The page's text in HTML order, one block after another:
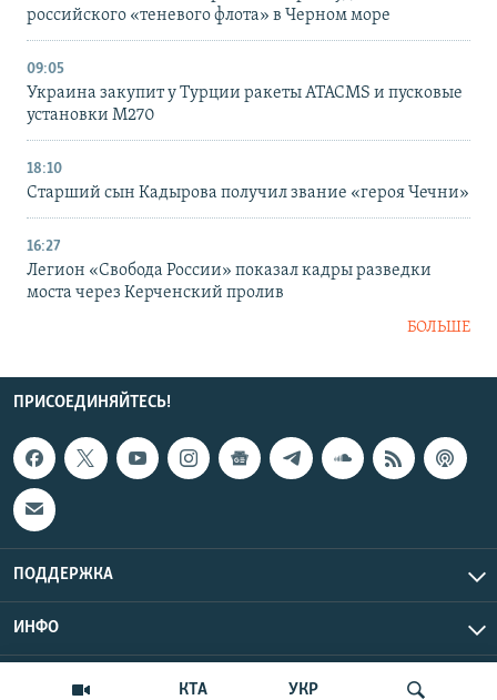
КТА УКР
российского «теневого флота» в Черном море
09:05
Украина закупит у Турции ракеты ATACMS и пусковые
установки M270
18:10
Старший сын Кадырова получил звание «героя Чечни»
16:27
Легион «Свобода России» показал кадры разведки
моста через Керченский пролив
БОЛЬШЕ
ПРИСОЕДИНЯЙТЕСЬ!
ПОДДЕРЖКА
ИНФО
Copyright Крым.Реалии, 2026 | Все права защищены.
UTC+3